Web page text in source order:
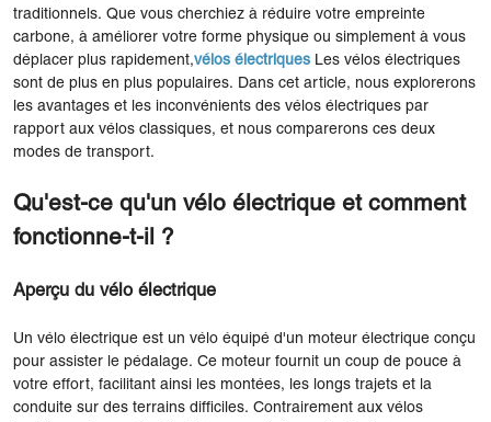
traditionnels. Que vous cherchiez à réduire votre empreinte
carbone, à améliorer votre forme physique ou simplement à vous
déplacer plus rapidement,vélos électriques Les vélos électriques
sont de plus en plus populaires. Dans cet article, nous explorerons
les avantages et les inconvénients des vélos électriques par
rapport aux vélos classiques, et nous comparerons ces deux
modes de transport.
Qu'est-ce qu'un vélo électrique et comment
fonctionne-t-il ?
Aperçu du vélo électrique
Un vélo électrique est un vélo équipé d'un moteur électrique conçu
pour assister le pédalage. Ce moteur fournit un coup de pouce à
votre effort, facilitant ainsi les montées, les longs trajets et la
conduite sur des terrains difficiles. Contrairement aux vélos